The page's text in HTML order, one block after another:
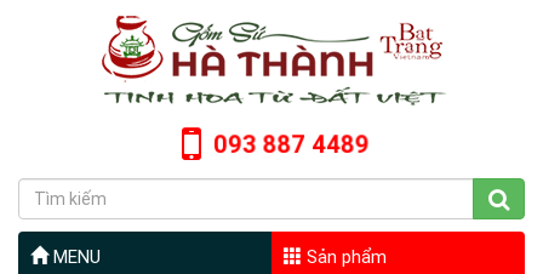
093 887 4489
MENU Sản phẩm